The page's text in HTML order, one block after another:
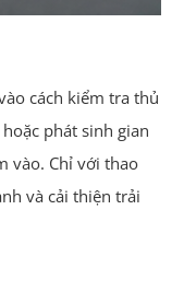
cách kiểm tra thủ
phát sinh gian
vào. Chỉ với thao
và cải thiện trải